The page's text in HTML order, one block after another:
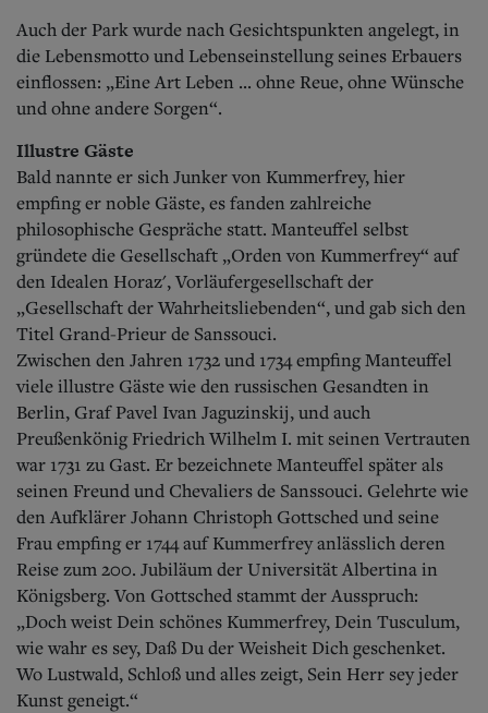
Auch der Park wurde nach Gesichtspunkten angelegt, in
die Lebensmotto und Lebenseinstellung seines Erbauers
einflossen: „Eine Art Leben ... ohne Reue, ohne Wünsche
und ohne andere Sorgen“.
Illustre Gäste
Bald nannte er sich Junker von Kummerfrey, hier
empfing er noble Gäste, es fanden zahlreiche
philosophische Gespräche statt. Manteuffel selbst
gründete die Gesellschaft „Orden von Kummerfrey“ auf
den Idealen Horaz', Vorläufergesellschaft der
„Gesellschaft der Wahrheitsliebenden“, und gab sich den
Titel Grand-Prieur de Sanssouci.
Zwischen den Jahren 1732 und 1734 empfing Manteuffel
viele illustre Gäste wie den russischen Gesandten in
Berlin, Graf Pavel Ivan Jaguzinskij, und auch
Preußenkönig Friedrich Wilhelm I. mit seinen Vertrauten
war 1731 zu Gast. Er bezeichnete Manteuffel später als
seinen Freund und Chevaliers de Sanssouci. Gelehrte wie
den Aufklärer Johann Christoph Gottsched und seine
Frau empfing er 1744 auf Kummerfrey anlässlich deren
Reise zum 200. Jubiläum der Universität Albertina in
Königsberg. Von Gottsched stammt der Ausspruch:
„Doch weist Dein schönes Kummerfrey, Dein Tusculum,
wie wahr es sey, Daß Du der Weisheit Dich geschenket.
Wo Lustwald, Schloß und alles zeigt, Sein Herr sey jeder
Kunstgeneigt.“